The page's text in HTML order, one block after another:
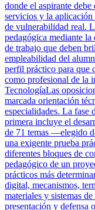
donde el aspirante
servicios y la aplicación
de vulnerabilidad real.
pedagógica mediante
de trabajo que deben
empleabilidad del
perfil práctico para que
como profesional de la
TecnologíaLas
marcada orientación
especialidades. La fase
primera incluye el
de 71 temas —elegido
una exigente prueba
diferentes bloques de
pedagógico de un
prácticos más
digital, mecanismos,
materiales y sistemas
presentación y defensa